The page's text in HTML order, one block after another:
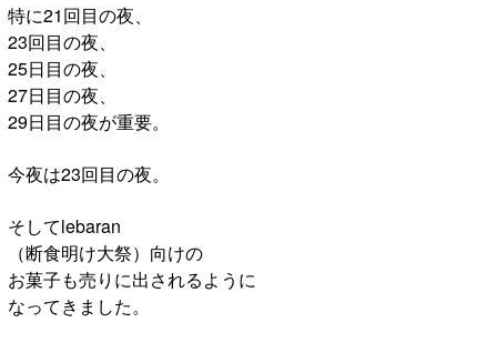
特に21回目の夜、
23回目の夜、
25日目の夜、
27日目の夜、
29日目の夜が重要。
今夜は23回目の夜。
そしてlebaran
（断食明け大祭）向けの
お菓子も売りに出されるように
なってきました。